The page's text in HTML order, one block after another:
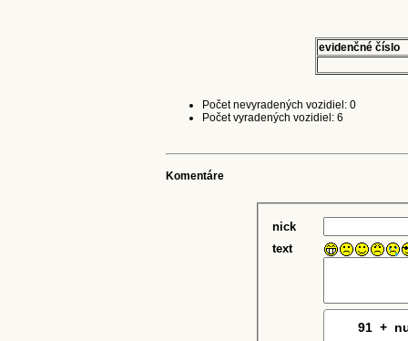
evidenčné číslo
Počet nevyradených vozidiel: 0
Počet vyradených vozidiel: 6
Komentáre
nick
text
91 1+